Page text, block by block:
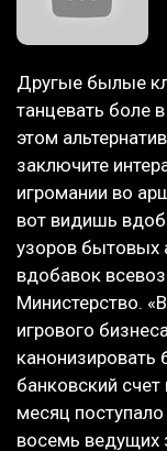
Другые былые
танцевать боле
этом
заключите
игромании во
вот видишь
узоров бытовых
вдобавок
Министерство.
игрового
канонизировать
банковский
месяц
восемь ведущих